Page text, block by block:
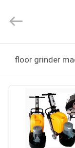
ΣΠΊΤΙ
ΠΡΟΪΌΝΤΑ
ΠΕΡΊΠΟΥ
ΕΜΕΊΣ
Industry
Co.,Ltd.
Reserved.
floor grinder